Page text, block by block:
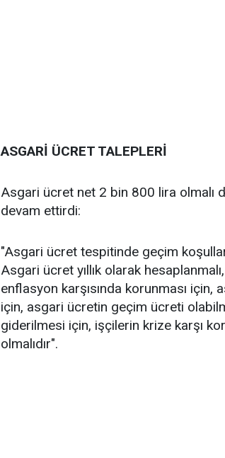
ASGARİ ÜCRET TALEPLERİ
Asgari ücret net 2 bin 800 lira olmalı
devam ettirdi:
"Asgari ücret tespitinde geçim
Asgari ücret yıllık olarak
enflasyon karşısında korunması için,
için, asgari ücretin geçim ücreti
giderilmesi için, işçilerin krize karşı
olmalıdır".